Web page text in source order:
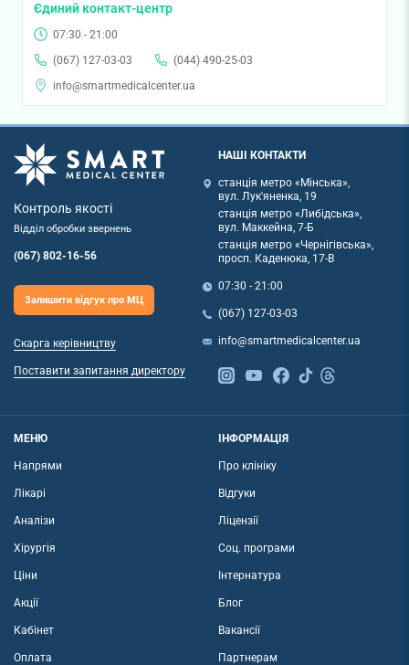
Єдиний контакт-центр
07:30 - 21:00
(067) 127-03-03
(044) 490-25-03
info@smartmedicalcenter.ua
Контроль якості
Відділ обробки звернень
(067) 802-16-56
Залишити відгук про МЦ
Скарга керівництву
Поставити запитання директору
НАШІ КОНТАКТИ
станція метро «Мінська»,
вул. Лук'яненка, 19
станція метро «Либідська»,
вул. Маккейна, 7-Б
станція метро «Чернігівська»,
просп. Каденюка, 17-В
07:30 - 21:00
(067) 127-03-03
info@smartmedicalcenter.ua
МЕНЮ
Напрями
Лікарі
Аналізи
Хірургія
Ціни
Акції
Кабінет
Оплата
ІНФОРМАЦІЯ
Про клініку
Відгуки
Ліцензії
Соц. програми
Інтернатура
Блог
Вакансії
Партнерам